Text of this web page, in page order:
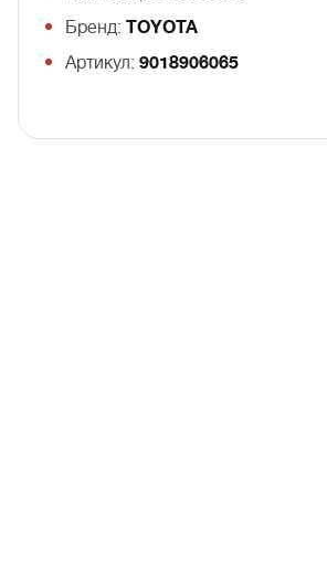
Бренд: TOYOTA
Артикул: 9018906065